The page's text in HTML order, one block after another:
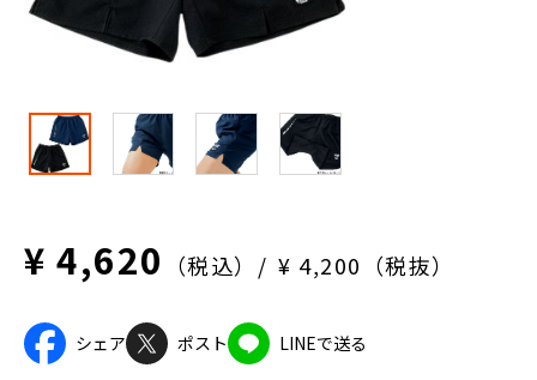
¥ 4,620 （税込） ¥ 4,200（税抜）
シェア ポスト LINEで送る